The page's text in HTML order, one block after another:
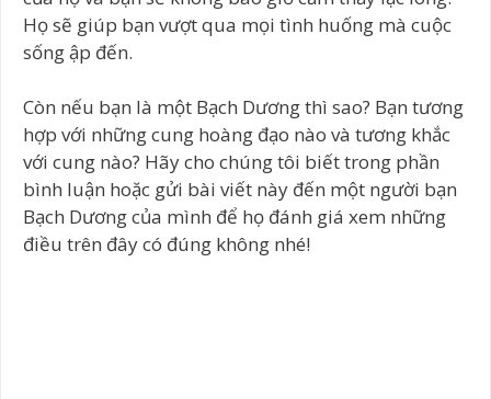
Họ sẽ giúp bạn vượt qua mọi tình huống mà cuộc
sống ập đến.
Còn nếu bạn là một Bạch Dương thì sao? Bạn tương
hợp với những cung hoàng đạo nào và tương khắc
với cung nào? Hãy cho chúng tôi biết trong phần
bình luận hoặc gửi bài viết này đến một người bạn
Bạch Dương của mình để họ đánh giá xem những
điều trên đây có đúng không nhé!